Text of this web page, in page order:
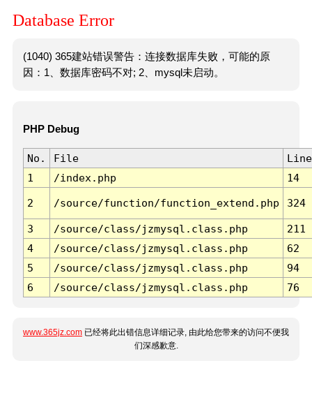
Database Error
(1040) 365建站错误警告：连接数据库失败，可能的原
因：1、数据库密码不对; 2、mysql未启动。
PHP Debug
No. File
Line
1
/index.php 14
2 /source/function/function_extend.php 324
3 /source/class/jzmysql.class.php
211
4
/source/class/jzmysql.class.php
62
5
/source/class/jzmysql.class.php
94
6
/source/class/jzmysql.class.php 76
www.365jz.com 已经将此出错信息详细记录, 由此给您带来的访问不便我
们深感歉意.